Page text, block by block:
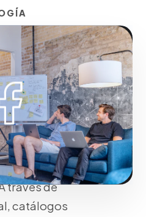
de alta
el
diseñamos
y
través de
catálogos